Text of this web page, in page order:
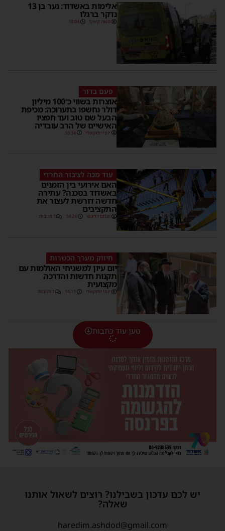
אלימות באשדוד: נער בן 13
נדקר ברגלו
משה קאהן 18:04
פעם בדור
אוצרות בשווי כ־100 מיליון
דולר נחשפו בתערוכה: מכיפת
הבעל שם טוב ועד חפציו
האישיים של הרב עובדיה
יוסי יחזקאלי 16:34
עוד מכה לציבור החרדי
האם אירועי בין הזמנים
באשדוד בסכנה? עתירה
חדשה דורשת לעצור את
התקציבים
מנחם דויטש 14:24 1 תגובות
חיזוק מערך הכשרות
יום עיון למשגיחי האולמות עם
תקנות חדשות והדרכה
מקצועית
יוסי יחזקאלי 14:11 1 תגובות
טען עוד כתבות
יש לכם עדכון בשבילנו? רוצים לשאול אותנו
שאלה?
haredim.ashdod@gmail.com